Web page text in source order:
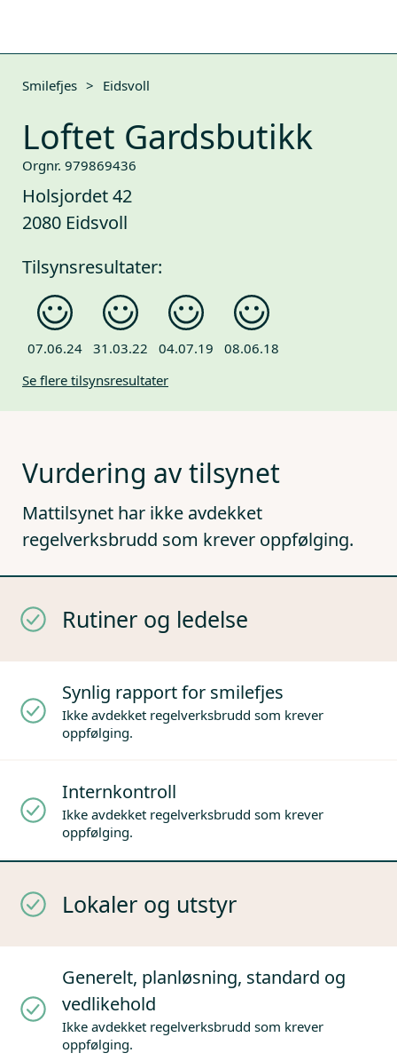
Smilefjes > Eidsvoll
Loftet Gardsbutikk
Orgnr. 979869436
Holsjordet 42
2080 Eidsvoll
Tilsynsresultater:
07.06.24 31.03.22 04.07.19
08.06.18
Se flere tilsynsresultater
Vurdering av tilsynet
Mattilsynet har ikke avdekket
regelverksbrudd som krever oppfølging.
Rutiner og ledelse
Synlig rapport for smilefjes
Ikke avdekket regelverksbrudd som krever
oppfølging.
Internkontroll
Ikke avdekket regelverksbrudd som krever
oppfølging.
Lokaler og utstyr
Generelt, planløsning, standard og
vedlikehold
Ikke avdekket regelverksbrudd som krever
oppfølging.